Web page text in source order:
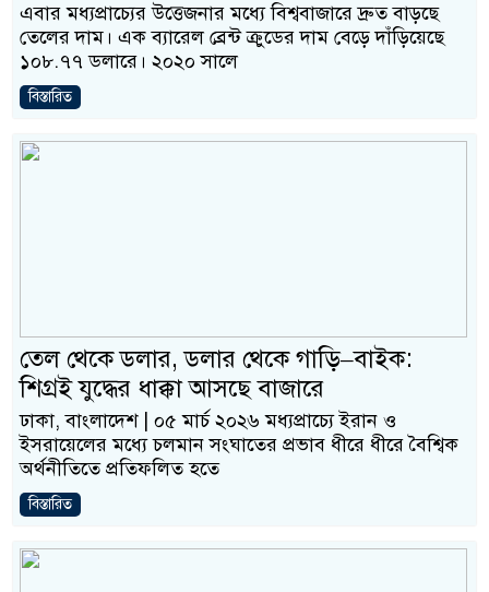
এবার মধ্যপ্রাচ্যের উত্তেজনার মধ্যে বিশ্ববাজারে দ্রুত বাড়ছে
তেলের দাম। এক ব্যারেল ব্রেন্ট ক্রুডের দাম বেড়ে দাঁড়িয়েছে
১০৮.৭৭ ডলারে। ২০২০ সালে
বিস্তারিত
তেল থেকে ডলার, ডলার থেকে গাড়ি–বাইক:
শিগ্রই যুদ্ধের ধাক্কা আসছে বাজারে
ঢাকা, বাংলাদেশ | ০৫ মার্চ ২০২৬ মধ্যপ্রাচ্যে ইরান ও
ইসরায়েলের মধ্যে চলমান সংঘাতের প্রভাব ধীরে ধীরে বৈশ্বিক
অর্থনীতিতে প্রতিফলিত হতে
বিস্তারিত